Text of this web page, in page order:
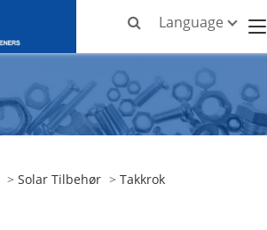
Language
> Solar Tilbehør > Takkrok